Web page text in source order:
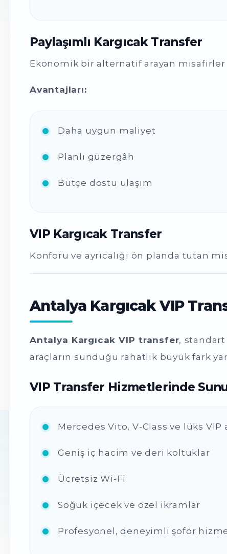
Paylaşımlı Kargıcak Transfer
Ekonomik bir alternatif arayan
Avantajları:
Daha uygun maliyet
Planlı güzergâh
Bütçe dostu ulaşım
VIP Kargıcak Transfer
Konforu ve ayrıcalığı ön planda tutan
Antalya Kargıcak VIP
Antalya Kargıcak VIP transfer,
araçların sunduğu rahatlık büyük fark
VIP Transfer Hizmetlerinde
Mercedes Vito, V-Class ve lüks VIP
Geniş iç hacim ve deri koltuklar
Ücretsiz Wi-Fi
Soğuk içecek ve özel ikramlar
Profesyonel, deneyimli şoför